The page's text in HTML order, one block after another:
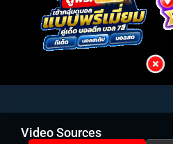
Video Sources